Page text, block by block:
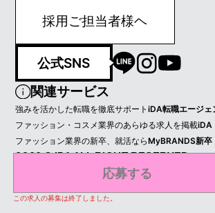
応募する
この求人の募集は終了しました。
採用ご担当者様ヘ
公式SNS
関連サービス
強みを活かした転職を徹底サポートiDA転職エージェ
ファッション・コスメ業界のあらゆる求人を掲載iDA
ファッション業界の新卒、就活ならMyBRANDS新卒
2022 © IDA ALL RIGHT RESERVED.
プライバシーポリシー会員規約